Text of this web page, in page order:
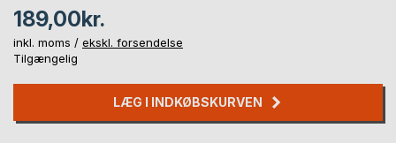
189,00kr.
inkl. moms / ekskl. forsendelse
Tilgængelig
LÆG I INDKØBSKURVEN